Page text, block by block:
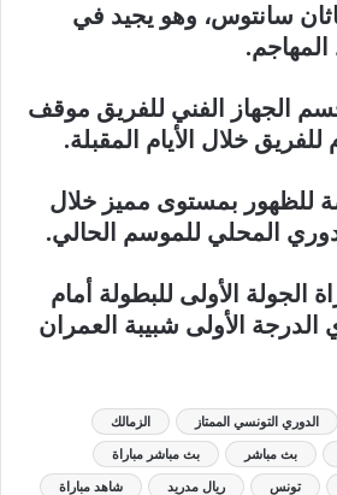
سانتوس، وهو يجيد في
الجهاز الفني للفريق موقف
للفريق خلال الأيام المقبلة.
للظهور بمستوى مميز خلال
المحلي للموسم الحالي.
الجولة الأولى للبطولة أمام
الدرجة الأولى شبيبة العمران
الدوري التونسي الممتاز الزمالك
بث مباشر بث مباشر مباراة
تونس ريال مدريد شاهد مباراة